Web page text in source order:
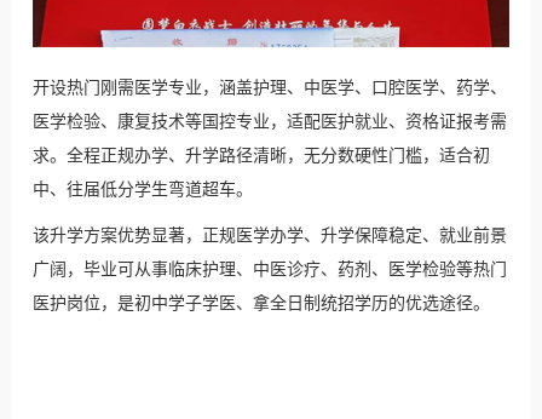
开设热门刚需医学专业，涵盖护理、中医学、口腔医学、药学、
医学检验、康复技术等国控专业，适配医护就业、资格证报考需
求。全程正规办学、升学路径清晰，无分数硬性门槛，适合初
中、往届低分学生弯道超车。
该升学方案优势显著，正规医学办学、升学保障稳定、就业前景
广阔，毕业可从事临床护理、中医诊疗、药剂、医学检验等热门
医护岗位，是初中学子学医、拿全日制统招学历的优选途径。